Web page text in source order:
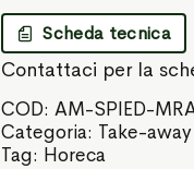
Scheda tecnica
Contattaci per la
COD:AM-SPIED-
Categoria: Take-away
Tag: Horeca